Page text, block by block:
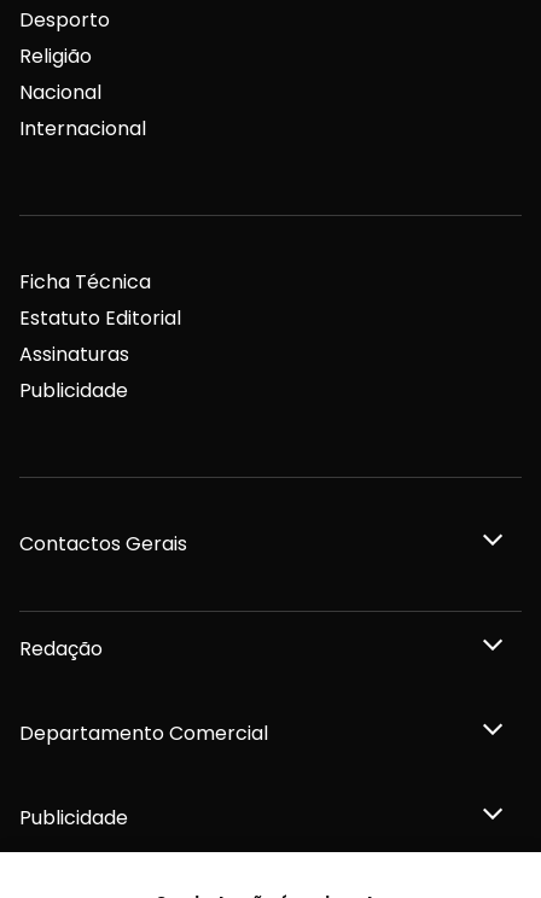
Desporto
Religião
Nacional
Internacional
Ficha Técnica
Estatuto Editorial
Assinaturas
Publicidade
Contactos Gerais
Redação
Departamento Comercial
Publicidade